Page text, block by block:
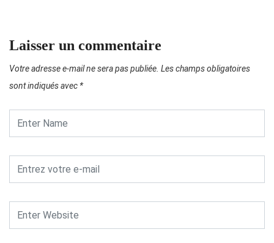
Laisser un commentaire
Votre adresse e-mail ne sera pas publiée. Les champs obligatoires
sont indiqués avec *